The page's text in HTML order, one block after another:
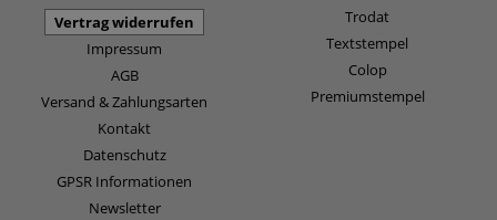
Vertrag widerrufen
Impressum
AGB
Versand & Zahlungsarten
Kontakt
Datenschutz
GPSR Informationen
Newsletter
Trodat
Textstempel
Colop
Premiumstempel